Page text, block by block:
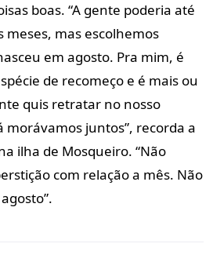
boas. “A gente poderia até
mas escolhemos
em agosto. Pra mim, é
de recomeço e é mais ou
quis retratar no nosso
morávamos juntos”, recorda a
ilha de Mosqueiro. “Não
com relação a mês. Não